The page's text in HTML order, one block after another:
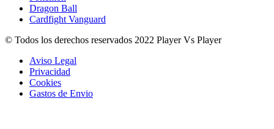
Dragon Ball
Cardfight Vanguard
© Todos los derechos reservados 2022 Player Vs Player
Aviso Legal
Privacidad
Cookies
Gastos de Envio